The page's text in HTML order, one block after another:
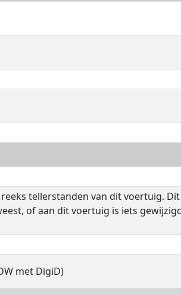
tellerstanden van dit voertuig.
of aan dit voertuig is iets
met DigiD)